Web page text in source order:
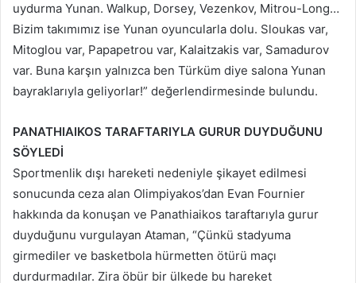
uydurma Yunan. Walkup, Dorsey, Vezenkov, Mitrou-Long…
Bizim takımımız ise Yunan oyuncularla dolu. Sloukas var,
Mitoglou var, Papapetrou var, Kalaitzakis var, Samadurov
var. Buna karşın yalnızca ben Türküm diye salona Yunan
bayraklarıyla geliyorlar!” değerlendirmesinde bulundu.
PANATHIAIKOS TARAFTARIYLA GURUR DUYDUĞUNU
SÖYLEDİ
Sportmenlik dışı hareketi nedeniyle şikayet edilmesi
sonucunda ceza alan Olimpiyakos’dan Evan Fournier
hakkında da konuşan ve Panathiaikos taraftarıyla gurur
duyduğunu vurgulayan Ataman, “Çünkü stadyuma
girmediler ve basketbola hürmetten ötürü maçı
durdurmadılar. Zira öbür bir ülkede bu hareket